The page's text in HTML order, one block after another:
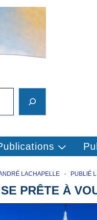
LACHAPELLE PUBLIÉ
PRÊTE À